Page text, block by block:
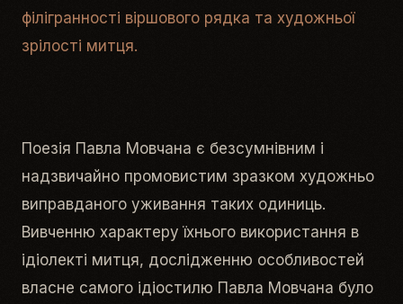
філігранності віршового рядка та художньої
зрілості митця.
Поезія Павла Мовчана є безсумнівним і
надзвичайно промовистим зразком художньо
виправданого уживання таких одиниць.
Вивченню характеру їхнього використання в
ідіолекті митця, дослідженню особливостей
власне самого ідіостилю Павла Мовчана було